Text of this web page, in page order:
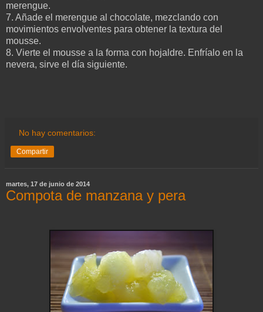
merengue.
7. Añade el merengue al chocolate, mezclando con
movimientos envolventes para obtener la textura del
mousse.
8. Vierte el mousse a la forma con hojaldre. Enfríalo en la
nevera, sirve el día siguiente.
No hay comentarios:
Compartir
martes, 17 de junio de 2014
Compota de manzana y pera